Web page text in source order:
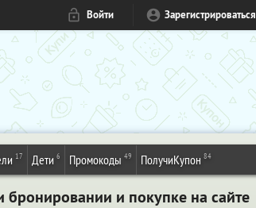
Войти Зарегистрироваться
17 Дети 6 Промокоды 49 ПолучиКупон 84
и покупке на сайте